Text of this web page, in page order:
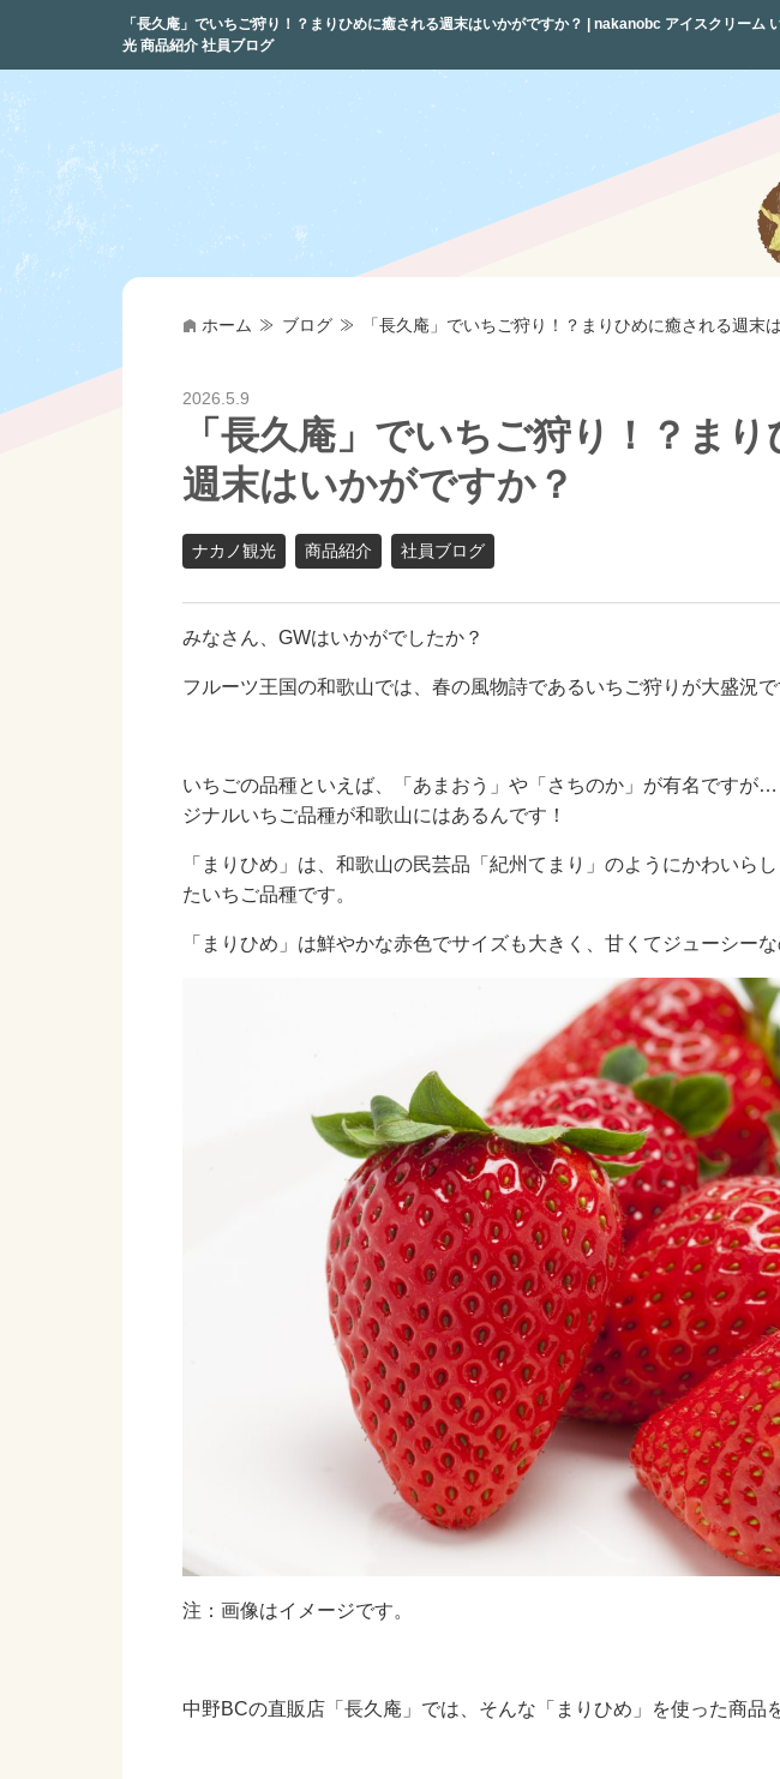
「長久庵」でいちご狩り！？まりひめに癒される週末はいかがですか？ | nakanobc アイスクリー
光 商品紹介 社員ブログ
ホーム ブログ 「長久庵」でいちご狩り！？まりひめに癒される週末
2026.5.9
「長久庵」でいちご狩り！？ま
週末はいかがですか？
ナカノ観光 商品紹介 社員ブログ
みなさん、GWはいかがでしたか？
フルーツ王国の和歌山では、春の風物詩であるいちご狩りが大盛況で
いちごの品種といえば、「あまおう」や「さちのか」が有名ですが
ジナルいちご品種が和歌山にはあるんです！
「まりひめ」は、和歌山の民芸品「紀州てまり」のようにかわいら
たいちご品種です。
「まりひめ」は鮮やかな赤色でサイズも大きく、甘くてジューシーな
注：画像はイメージです。
中野BCの直販店「長久庵」では、そんな「まりひめ」を使った商品